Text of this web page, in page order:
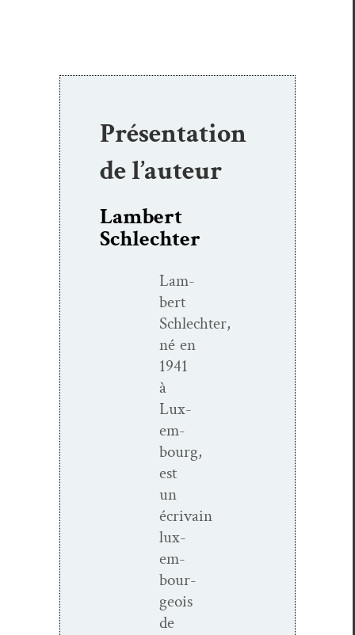
Présentation
de l’auteur
Lambert
Schlechter
Lam­
bert
Schlechter,
né en
1941
à
Lux­
em­
bourg,
est
un
écrivain
lux­
em­
bour­
geois
de